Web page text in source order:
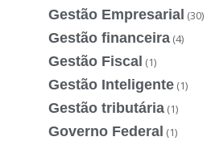
Gestão Empresarial (30)
Gestão financeira (4)
Gestão Fiscal (1)
Gestão Inteligente (1)
Gestão tributária (1)
Governo Federal (1)